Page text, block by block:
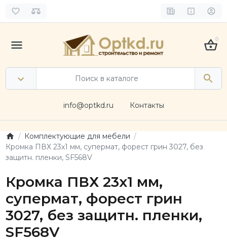
0
info@optkd.ru Контакты
Комплектующие для мебели
Кромка ПВХ 23х1 мм, супермат, форест грин 3027, без
защитн. пленки, SF568V
Кромка ПВХ 23х1 мм,
супермат, форест грин
3027, без защитн. пленки,
SF568V